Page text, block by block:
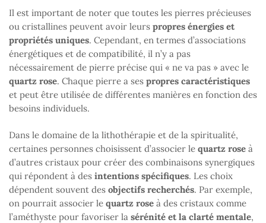
Il est important de noter que toutes les pierres précieuses
ou cristallines peuvent avoir leurs propres énergies et
propriétés uniques. Cependant, en termes d’associations
énergétiques et de compatibilité, il n’y a pas
nécessairement de pierre précise qui « ne va pas » avec le
quartz rose. Chaque pierre a ses propres caractéristiques
et peut être utilisée de différentes manières en fonction des
besoins individuels.
Dans le domaine de la lithothérapie et de la spiritualité,
certaines personnes choisissent d’associer le quartz rose à
d’autres cristaux pour créer des combinaisons synergiques
qui répondent à des intentions spécifiques. Les choix
dépendent souvent des objectifs recherchés. Par exemple,
on pourrait associer le quartz rose à des cristaux comme
l’améthyste pour favoriser la sérénité et la clarté mentale,